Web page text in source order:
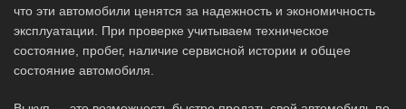
что эти автомобили ценятся за надежность и экономичность
эксплуатации. При проверке учитываем техническое
состояние, пробег, наличие сервисной истории и общее
состояние автомобиля.